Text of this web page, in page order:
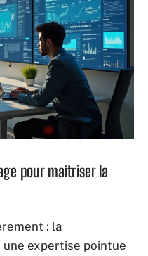
pour maîtriser la
: la
expertise pointue